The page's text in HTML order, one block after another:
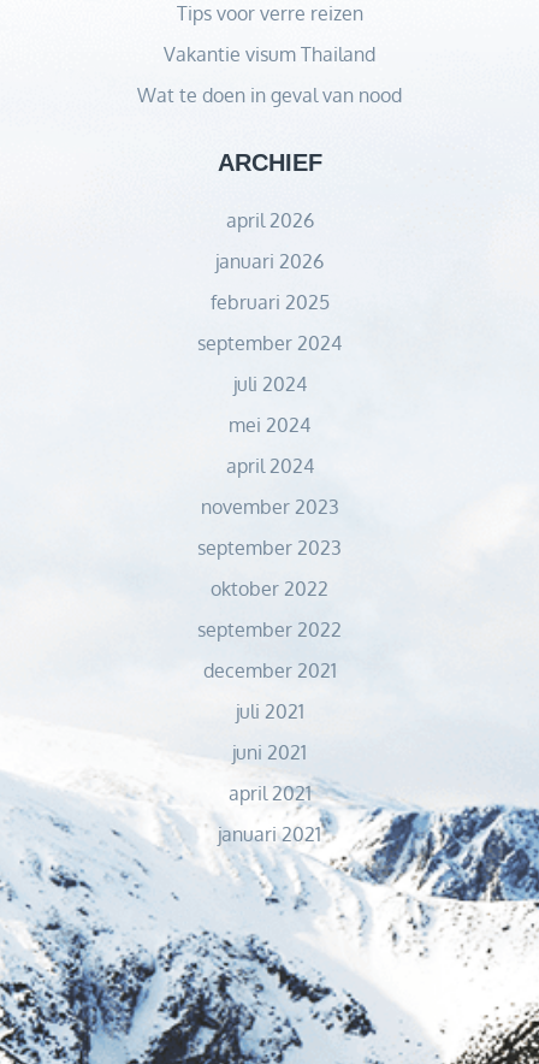
Tips voor verre reizen
Vakantie visum Thailand
Wat te doen in geval van nood
ARCHIEF
april 2026
januari 2026
februari 2025
september 2024
juli 2024
mei 2024
april 2024
november 2023
september 2023
oktober 2022
september 2022
december 2021
juli 2021
juni 2021
april 2021
januari 2021